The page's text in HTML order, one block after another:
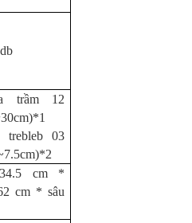
trầm 12
03
cm *
cm * sâu